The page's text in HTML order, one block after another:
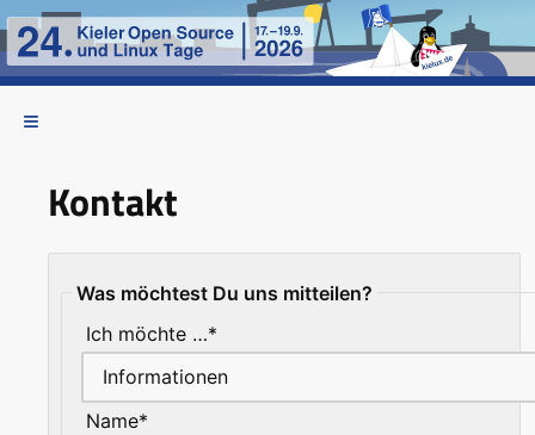
Kontakt
Was möchtest Du uns mitteilen?
Ich möchte …*
Name*